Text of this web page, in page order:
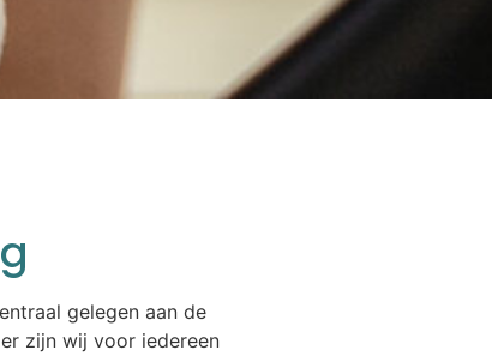
gelegen aan de
zijn wij voor iedereen